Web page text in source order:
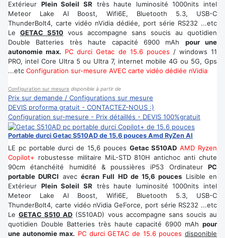
Extérieur Plein Soleil SR très haute luminosité 1000nits intel
Meteor Lake AI Boost, Wifi6E, Bluetooth 5.3, USB-C
ThunderBolt4, carte vidéo nVidia dédiée, port série RS232 ...etc
Le GETAC S510 vous accompagne sans soucis au quotidien
Double Batteries très haute capacité 6900 mAh pour une
autonomie max. PC durci Getac de 15.6 pouces / windows 11
PRO, intel Core Ultra 5 ou Ultra 7, internet mobile 4G ou 5G, Gps
...etc Configuration sur-mesure AVEC carte vidéo dédiée nVidia
Configuration sur mesure disponible à partir de
Prix sur demande / Configurations sur mesure
DEVIS proforma gratuit - CONTACTEZ-NOUS :)
Configuration sur-mesure - Prix détaillés - DEVIS 100%gratuit
Portable durci Getac S510AD de 15.6 pouces Amd RyZen AI
LE pc portable durci de 15,6 pouces Getac S510AD AMD Ryzen
Copilot+ robustesse militaire MiL-STD 810H antichoc anti chute
90cm étanchéité humidité & poussières iP53 Ordinateur PC
portable DURCI avec écran Full HD de 15,6 pouces Lisible en
Extérieur Plein Soleil SR très haute luminosité 1000nits intel
Meteor Lake AI Boost, Wifi6E, Bluetooth 5.3, USB-C
ThunderBolt4, carte vidéo nVidia GeForce, port série RS232 ...etc
LeGETAC S510 AD (S510AD) vous accompagne sans soucis au
quotidien Double Batteries très haute capacité 6900 mAh pour
une autonomie max. PC durci GETAC de 15.6 poucesdisponible